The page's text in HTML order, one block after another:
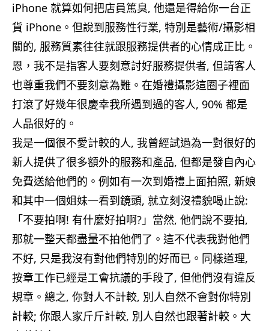
iPhone 就算如何把店員篤臭, 他還是得給你一台正
貨 iPhone。但說到服務性行業, 特別是藝術/攝影相
關的, 服務質素往往就跟服務提供者的心情成正比。
恩，我不是指客人要刻意討好服務提供者, 但請客人
也尊重我們不要刻意為難。在婚禮攝影這圈子裡面
打滾了好幾年很慶幸我所遇到過的客人, 90% 都是
人品很好的。
我是一個很不愛計較的人, 我曾經試過為一對很好的
新人提供了很多額外的服務和產品, 但都是發自內心
免費送給他們的。例如有一次到婚禮上面拍照, 新娘
和其中一個姐妹一看到鏡頭, 就立刻沒禮貌喝止說:
「不要拍啊! 有什麼好拍啊?」當然, 他們說不要拍,
那就一整天都盡量不拍他們了。這不代表我對他們
不好, 只是我沒有對他們特別的好而已。同樣道理,
按章工作已經是工會抗議的手段了, 但他們沒有違反
規章。總之, 你對人不計較, 別人自然不會對你特別
計較; 你跟人家斤斤計較, 別人自然也跟著計較。大